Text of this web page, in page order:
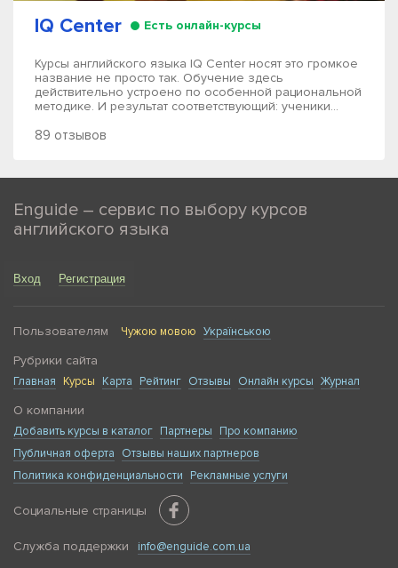
IQ Center Есть онлайн-курсы
Курсы английского языка IQ Center носят это громкое
название не просто так. Обучение здесь
действительно устроено по особенной рациональной
методике. И результат соответствующий: ученики...
89 отзывов
Enguide – сервис по выбору курсов
английского языка
Вход Регистрация
Пользователям Чужою мовою Українською
Рубрики сайта
Главная Курсы Карта Рейтинг Отзывы Онлайн курсы Журнал
О компании
Добавить курсы в каталог Партнеры
Про компанию
Публичная оферта
Отзывы наших партнеров
Политика конфиденциальности
Рекламные услуги
Социальные страницы
Служба поддержки info@enguide.com.ua